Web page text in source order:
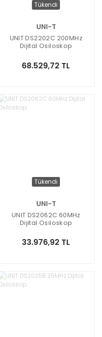
Tükendi
UNI-T
UNIT DS2202C 200MHz
Dijital Osiloskop
68.529,72 TL
Tükendi
UNI-T
UNIT DS2062C 60MHz
Dijital Osiloskop
33.976,92 TL